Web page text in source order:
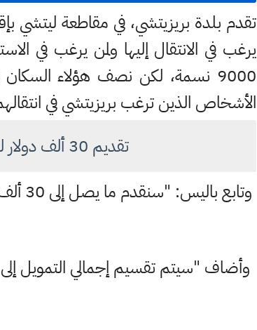
تقدم بلدة بريزيتشي، في مقاطعة ليتشي
يرغب في الانتقال إليها ولمن يرغب في
9000 نسمة، لكن نصف هؤلاء
الأشخاص الذين ترغب بريزيتشي في
تقديم 30 ألف دولار للأشخاص الراغبين في الانتقال الى بلدة بريزيتشي
وأضاف "سيتم تقسيم إجمالي التمويل